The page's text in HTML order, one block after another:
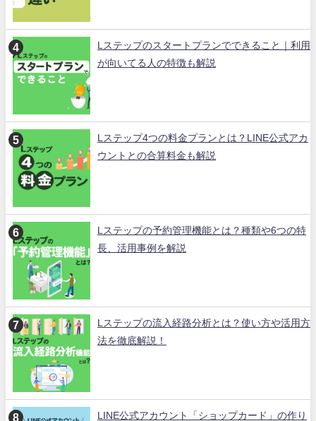
Lステップのスタートプランでできること｜利用
が向いてる人の特徴も解説
Lステップ4つの料金プランとは？LINE公式アカ
ウントとの合算料金も解説
Lステップの予約管理機能とは？種類や6つの特
長、活用事例を解説
Lステップの流入経路分析とは？使い方や活用方
法を徹底解説！
LINE公式アカウント「ショップカード」の作り